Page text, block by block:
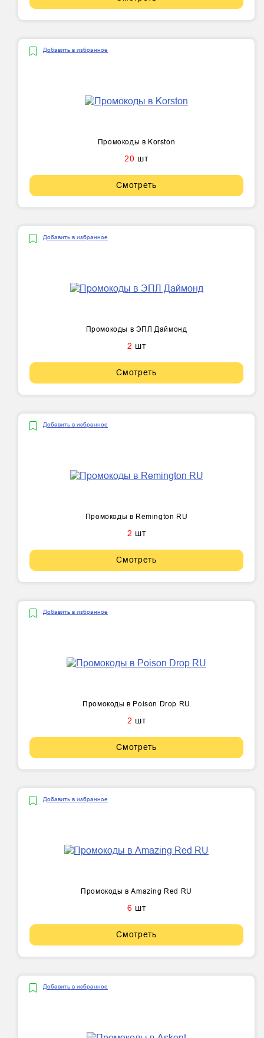
Добавить в избранное
Промокоды в Korston
20 шт
Смотреть
Добавить в избранное
Промокоды в ЭПЛ Даймонд
2 шт
Смотреть
Добавить в избранное
Промокоды в Remington RU
2 шт
Смотреть
Добавить в избранное
Промокоды в Poison Drop RU
2 шт
Смотреть
Добавить в избранное
Промокоды в Amazing Red RU
6 шт
Смотреть
Добавить в избранное